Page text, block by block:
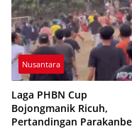
Nusantara
Laga PHBN Cup
Bojongmanik Ricuh,
Pertandingan